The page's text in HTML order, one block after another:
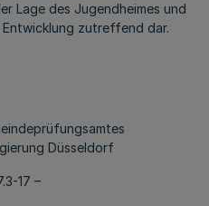
Lage des Jugendheimes und
zutreffend dar.
Düsseldorf
17 –